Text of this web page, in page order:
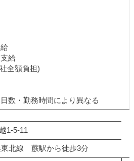
給
全額負担)
数・勤務時間により異なる
1-5-11
北線 蕨駅から徒歩3分